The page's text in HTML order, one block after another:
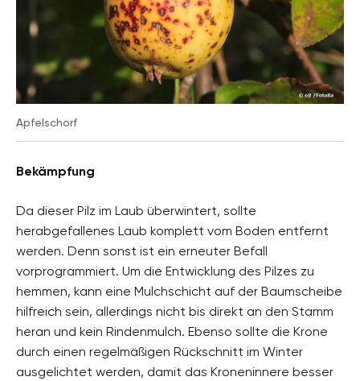
Apfelschorf
Bekämpfung
Da dieser Pilz im Laub überwintert, sollte
herabgefallenes Laub komplett vom Boden entfernt
werden. Denn sonst ist ein erneuter Befall
vorprogrammiert. Um die Entwicklung des Pilzes zu
hemmen, kann eine Mulchschicht auf der Baumscheibe
hilfreich sein, allerdings nicht bis direkt an den Stamm
heran und kein Rindenmulch. Ebenso sollte die Krone
durch einen regelmäßigen Rückschnitt im Winter
ausgelichtet werden, damit das Kroneninnere besser